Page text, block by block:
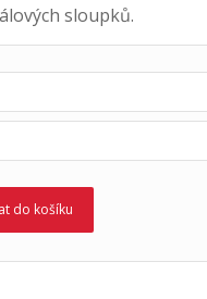
sloupků.
do košíku